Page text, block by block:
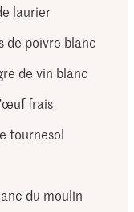
laurier
de poivre blanc
de vin blanc
frais
tournesol
du moulin